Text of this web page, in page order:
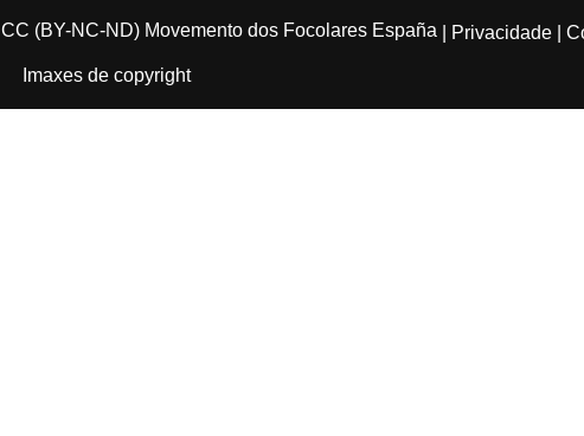
CC (BY-NC-ND) Movemento dos Focolares España | Privacidade |
Imaxes de copyright